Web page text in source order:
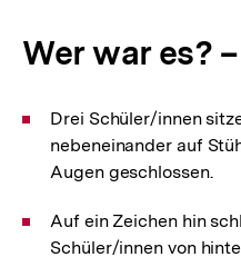
Wer war es?
Drei Schüler/innen
nebeneinander auf
Augen geschlossen.
Auf ein Zeichen hin
Schüler/innen von